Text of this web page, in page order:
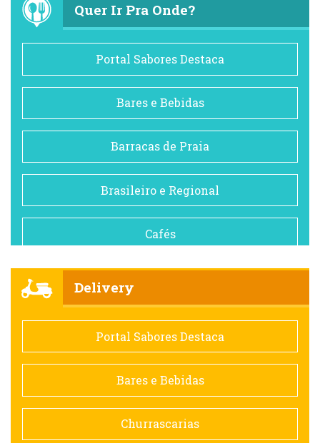
Quer Ir Pra Onde?
Portal Sabores Destaca
Bares e Bebidas
Barracas de Praia
Brasileiro e Regional
Cafés
Comida saudável
Contemporânea
Doceria
Delivery
Portal Sabores Destaca
Bares e Bebidas
Churrascarias